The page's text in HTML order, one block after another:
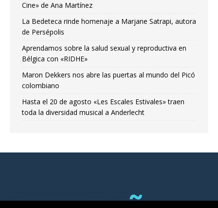
Cine» de Ana Martínez
La Bedeteca rinde homenaje a Marjane Satrapi, autora
de Persépolis
Aprendamos sobre la salud sexual y reproductiva en
Bélgica con «RIDHE»
Maron Dekkers nos abre las puertas al mundo del Picó
colombiano
Hasta el 20 de agosto «Les Escales Estivales» traen
toda la diversidad musical a Anderlecht